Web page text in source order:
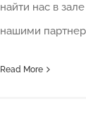
найти нас в
нашими
Read More